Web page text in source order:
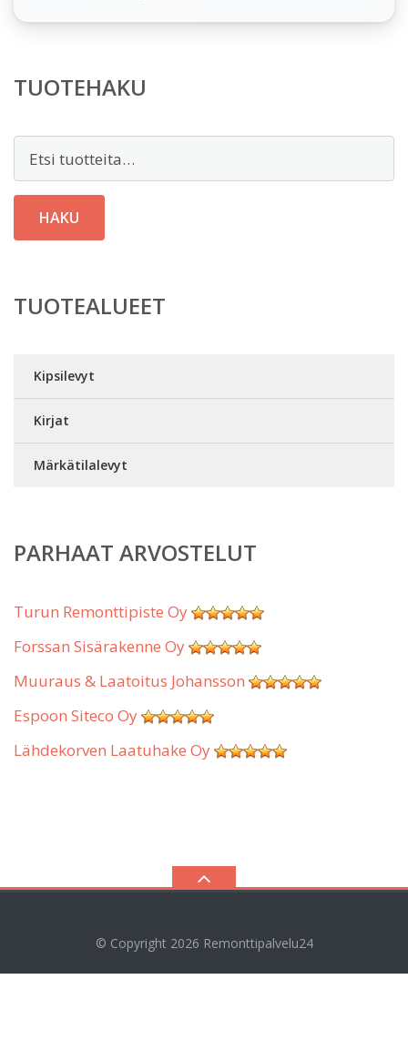
TUOTEHAKU
HAKU
TUOTEALUEET
Kipsilevyt
Kirjat
Märkätilalevyt
PARHAAT ARVOSTELUT
Turun Remonttipiste Oy
Forssan Sisärakenne Oy
Muuraus & Laatoitus Johansson
Espoon Siteco Oy
Lähdekorven Laatuhake Oy
© Copyright 2026 Remonttipalvelu24